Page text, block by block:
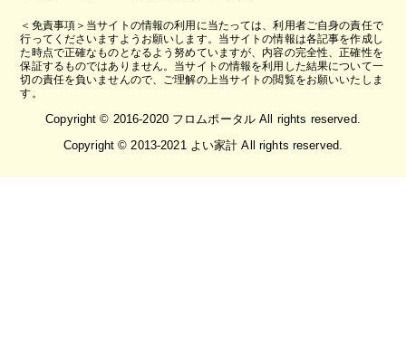
＜免責事項＞当サイトの情報の利用に当たっては、利用者ご自身の責任で
行ってくださいますようお願いします。当サイトの情報は各記事を作成し
た時点で正確なものとなるよう努めていますが、内容の完全性、正確性を
保証するものではありません。当サイトの情報を利用した結果について一
切の責任を負いませんので、ご理解の上当サイトの閲覧をお願いいたしま
す。
Copyright © 2016-2020 フロムポータル All rights reserved.
Copyright © 2013-2021 よい家計 All rights reserved.